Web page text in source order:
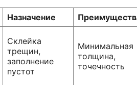
Назначение
Склейка
трещин,
заполнение
пустот
Минимальная
толщина,
точечность